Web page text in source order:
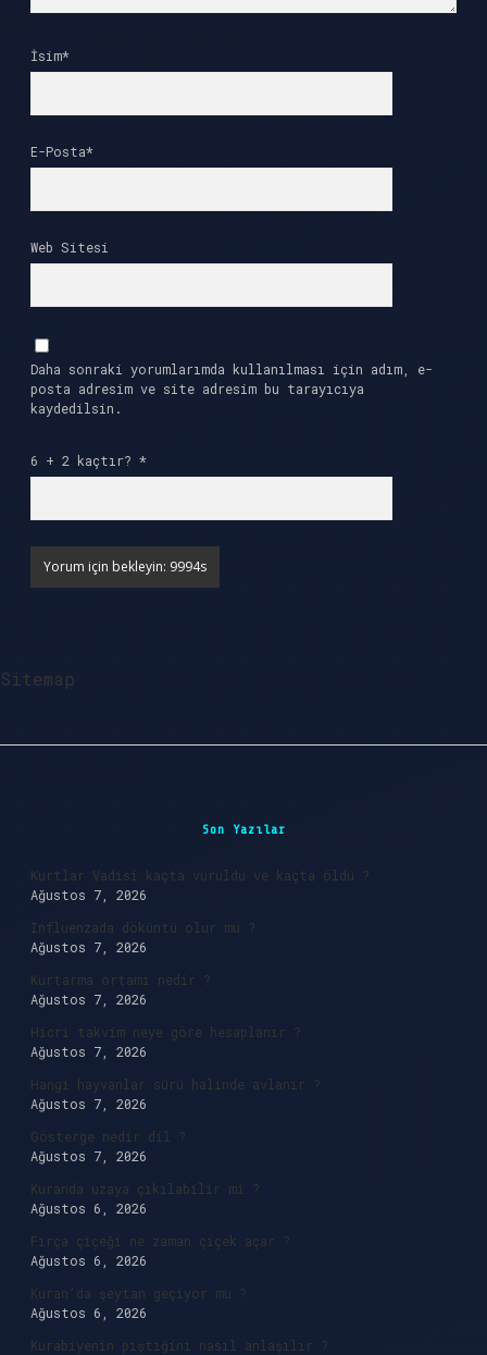
İsim*
E-Posta*
Web Sitesi
Daha sonraki yorumlarımda kullanılması için adım, e-
posta adresim ve site adresim bu tarayıcıya
kaydedilsin.
6 + 2 kaçtır? *
Sitemap
Son Yazılar
Kurtlar Vadisi kaçta vuruldu ve kaçta öldü ?
Ağustos 7, 2026
Influenzada döküntü olur mu ?
Ağustos 7, 2026
Kurtarma ortamı nedir ?
Ağustos 7, 2026
Hicri takvim neye göre hesaplanır ?
Ağustos 7, 2026
Hangi hayvanlar sürü halinde avlanır ?
Ağustos 7, 2026
Gösterge nedir dil ?
Ağustos 7, 2026
Kuranda uzaya çıkılabilir mi ?
Ağustos 6, 2026
Fırça çiçeği ne zaman çiçek açar ?
Ağustos 6, 2026
Kuran’da şeytan geçiyor mu ?
Ağustos 6, 2026
Kurabiyenin piştiğini nasıl anlaşılır ?